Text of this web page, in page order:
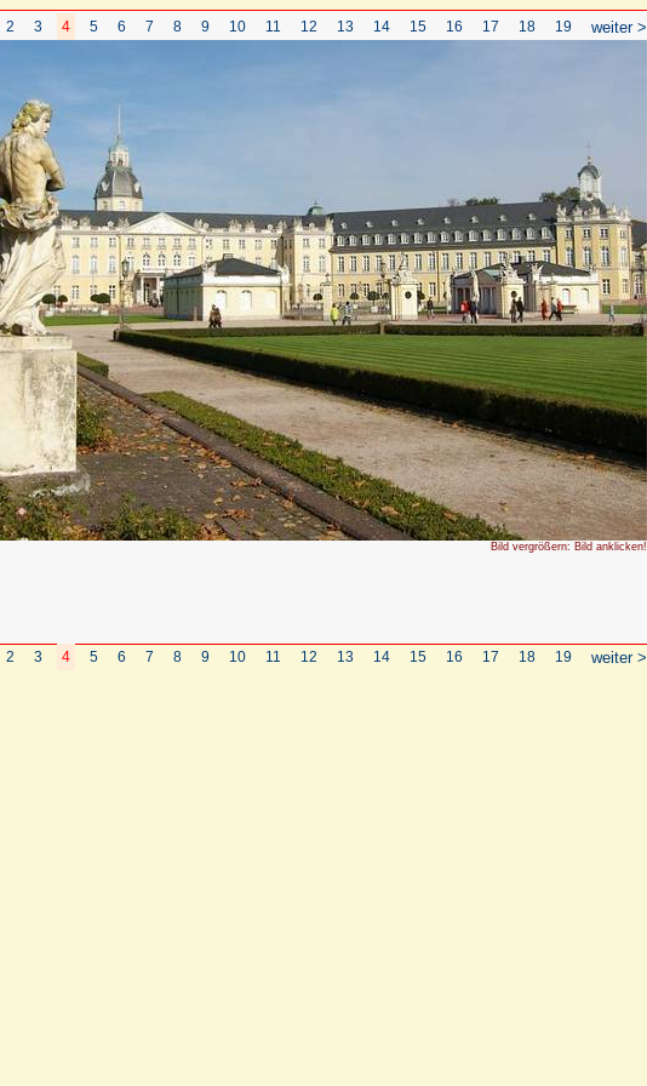
2 3 4 5 6 7 8 9 10 11 12 13 14 15 16 17 18 19 weiter >
Bild vergrößern: Bild anklicken!
2 3 4 5 6 7 8 9 10 11 12 13 14 15 16 17 18 19 weiter >